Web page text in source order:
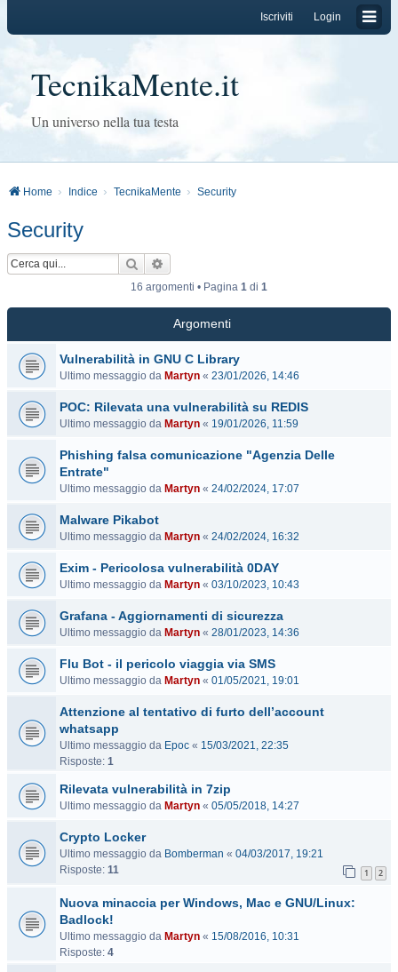
Login
Iscriviti
TecnikaMente.it
Un universo nella tua testa
Home Indice TecnikaMente Security
Security
Cerca
16 argomenti • Pagina 1 di 1
Argomenti
Vulnerabilità in GNU C Library
Ultimo messaggio da Martyn « 23/01/2026, 14:46
POC: Rilevata una vulnerabilità su REDIS
Ultimo messaggio da Martyn « 19/01/2026, 11:59
Phishing falsa comunicazione "Agenzia Delle
Entrate"
Ultimo messaggio da Martyn « 24/02/2024, 17:07
Malware Pikabot
Ultimo messaggio da Martyn « 24/02/2024, 16:32
Exim - Pericolosa vulnerabilità 0DAY
Ultimo messaggio da Martyn « 03/10/2023, 10:43
Grafana - Aggiornamenti di sicurezza
Ultimo messaggio da Martyn « 28/01/2023, 14:36
Flu Bot - il pericolo viaggia via SMS
Ultimo messaggio da Martyn « 01/05/2021, 19:01
Attenzione al tentativo di furto dell’account
whatsapp
Ultimo messaggio da Epoc « 15/03/2021, 22:35
Risposte: 1
Rilevata vulnerabilità in 7zip
Ultimo messaggio da Martyn « 05/05/2018, 14:27
Crypto Locker
Ultimo messaggio da Bomberman « 04/03/2017, 19:21
Risposte: 11 1 2
Nuova minaccia per Windows, Mac e GNU/Linux:
Badlock!
Ultimo messaggio da Martyn « 15/08/2016, 10:31
Risposte: 4